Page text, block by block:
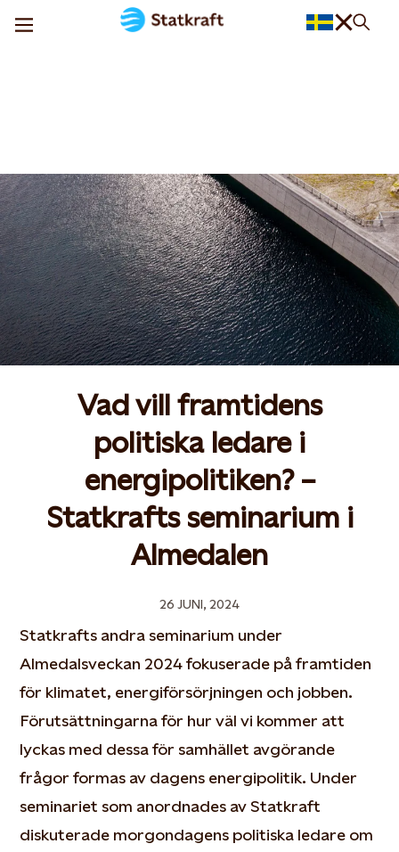
Vad vill framtidens
politiska ledare i
energipolitiken? –
Statkrafts seminarium i
Almedalen
26 JUNI, 2024
Statkrafts andra seminarium under
Almedalsveckan 2024 fokuserade på framtiden
för klimatet, energiförsörjningen och jobben.
Förutsättningarna för hur väl vi kommer att
lyckas med dessa för samhället avgörande
frågor formas av dagens energipolitik. Under
seminariet som anordnades av Statkraft
diskuterade morgondagens politiska ledare om